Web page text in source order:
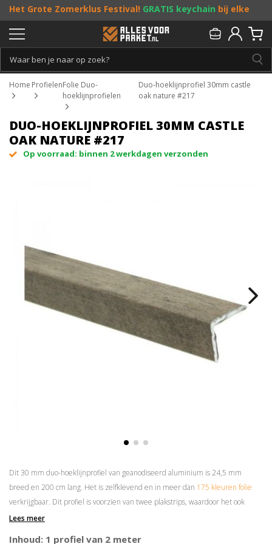
Het Grote Zomerklus Festival! GRATIS keychain bij elke
bestelling vanaf €25, entoffe acties! Doe je mee?
Persoonlijk & gratis advies:013 - 207 00 01
Home ProfielenFolie Duo-
hoeklijnprofielen
Duo-hoeklijnprofiel 30mm castle
oak nature #217
DUO-HOEKLIJNPROFIEL 30MM CASTLE
OAK NATURE #217
Op voorraad: binnen 2 werkdagen verzonden
Dit 30 mm duo-hoeklijnprofiel van geanodiseerd aluminium is 24,5 mm
breed en 200 cm lang. Het is zelfklevend en in meer dan 175 kleuren folie
verkrijgbaar. Dit profiel is voorzien van twee plakstrips, waardoor het ook
andersom gemonteerd kan worden.
Superieure plakkracht
Lees meer
Inhoud: 1 profiel van 2 meter